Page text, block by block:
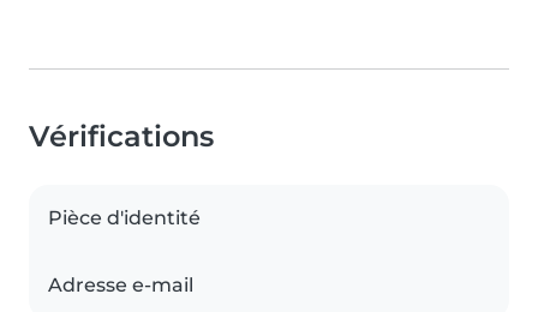
Vérifications
Pièce d'identité
Adresse e-mail